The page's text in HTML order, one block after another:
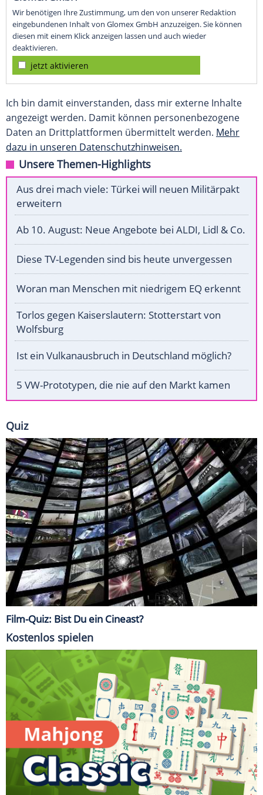
Wir benötigen Ihre Zustimmung, um den von unserer Redaktion
eingebundenen Inhalt von Glomex GmbH anzuzeigen. Sie können
diesen mit einem Klick anzeigen lassen und auch wieder
deaktivieren.
jetzt aktivieren
Ich bin damit einverstanden, dass mir externe Inhalte
angezeigt werden. Damit können personenbezogene
Daten an Drittplattformen übermittelt werden. Mehr
dazu in unseren Datenschutzhinweisen.
Unsere Themen-Highlights
Aus drei mach viele: Türkei will neuen Militärpakt
erweitern
Ab 10. August: Neue Angebote bei ALDI, Lidl & Co.
Diese TV-Legenden sind bis heute unvergessen
Woran man Menschen mit niedrigem EQ erkennt
Torlos gegen Kaiserslautern: Stotterstart von
Wolfsburg
Ist ein Vulkanausbruch in Deutschland möglich?
5 VW-Prototypen, die nie auf den Markt kamen
Quiz
Film-Quiz: Bist Du ein Cineast?
Kostenlos spielen